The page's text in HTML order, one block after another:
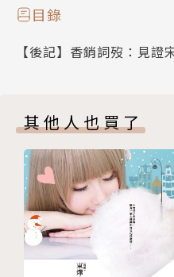
２５位宋朝重量詞家 X１
夏昆還原詞人精神性靈，
栩栩如生重現晚唐、五代
時代的浪漫與瀟灑、詞人
璨宋詞的浩瀚年華！
目錄
【後記】香銷詞歿：見證
其他人也買了